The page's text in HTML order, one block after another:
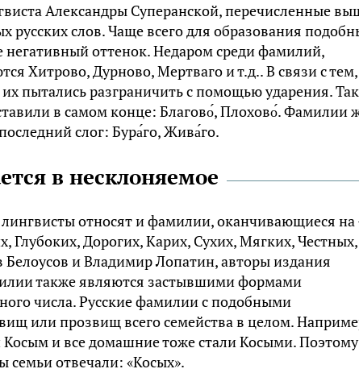
Александры Суперанской, перечисленные
слов. Чаще всего для образования
оттенок. Недаром среди фамилий,
Хитрово, Дурново, Мертваго и т.д.. В связи с
пытались разграничить с помощью ударения.
в самом конце: Благово́, Плохово́. Фамилии
слог: Бура́го, Жива́го.
в несклоняемое
относят и фамилии, оканчивающиеся
Глубоких, Дорогих, Карих, Сухих, Мягких, Честных,
Белоусов и Владимир Лопатин, авторы издания
также являются застывшими формами
числа. Русские фамилии с подобными
или прозвищ всего семейства в целом.
и все домашние тоже стали Косыми.
семьи отвечали: «Косых».